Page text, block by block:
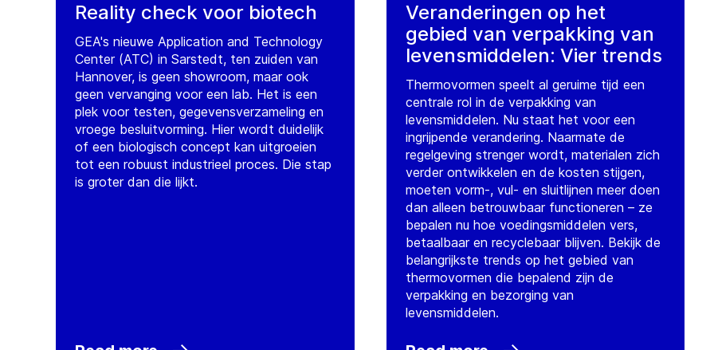
Reality check voor biotech
GEA's nieuwe Application and Technology
Center (ATC) in Sarstedt, ten zuiden van
Hannover, is geen showroom, maar ook
geen vervanging voor een lab. Het is een
plek voor testen, gegevensverzameling en
vroege besluitvorming. Hier wordt duidelijk
of een biologisch concept kan uitgroeien
tot een robuust industrieel proces. Die stap
is groter dan die lijkt.
Veranderingen op het
gebied van verpakking van
levensmiddelen: Vier trends
Thermovormen speelt al geruime tijd een
centrale rol in de verpakking van
levensmiddelen. Nu staat het voor een
ingrijpende verandering. Naarmate de
regelgeving strenger wordt, materialen zich
verder ontwikkelen en de kosten stijgen,
moeten vorm-, vul- en sluitlijnen meer doen
dan alleen betrouwbaar functioneren – ze
bepalen nu hoe voedingsmiddelen vers,
betaalbaar en recyclebaar blijven. Bekijk de
belangrijkste trends op het gebied van
thermovormen die bepalend zijn de
verpakking en bezorging van
levensmiddelen.